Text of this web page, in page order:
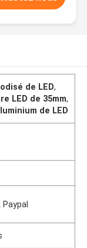
de LED,
LED de 35mm,
de LED